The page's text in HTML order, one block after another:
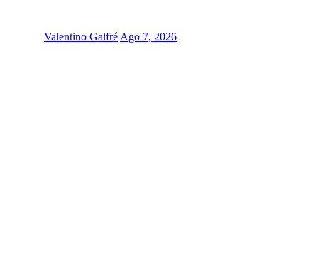
Valentino Galfré Ago 7, 2026